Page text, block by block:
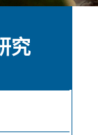
究